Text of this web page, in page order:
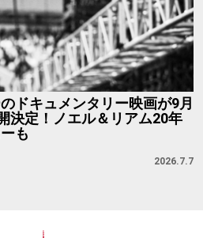
ドキュメンタリー映画が9月
決定！ノエル＆リアム20年
も
2026.7.7